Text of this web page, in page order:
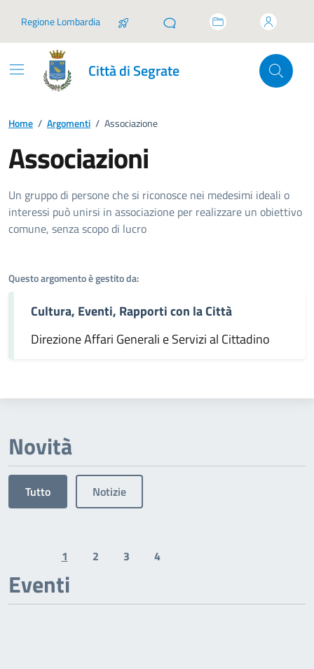
Regione Lombardia
Città di Segrate
Home / Argomenti / Associazione
Associazioni
Dettagli dell'argomento
Un gruppo di persone che si riconosce nei medesimi ideali o
interessi può unirsi in associazione per realizzare un obiettivo
comune, senza scopo di lucro
Questo argomento è gestito da:
Cultura, Eventi, Rapporti con la Città
Direzione Affari Generali e Servizi al Cittadino
Novità
Tutto Notizie
Previous page
1 2 3 4
Eventi